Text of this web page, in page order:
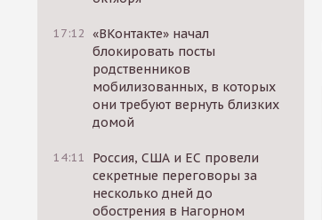
17:12 «ВКонтакте» начал
блокировать посты
родственников
мобилизованных, в которых
они требуют вернуть близких
домой
14:11
Россия, США и ЕС провели
секретные переговоры за
несколько дней до
обострения в Нагорном